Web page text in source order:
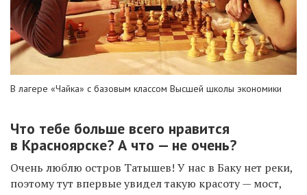
В лагере «Чайка» с базовым классом Высшей школы экономики
Что тебе больше всего нравится
в Красноярске? А что — не очень?
Очень люблю остров Татышев! У нас в Баку нет реки,
поэтому тут впервые увидел такую красоту — мост,